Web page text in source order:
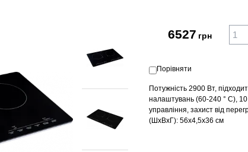
6527 грн
Порівняти
Потужність 2900 Вт,
налаштувань (60-240 ° C),
управління, захист від
(ШхВхГ): 56х4,5х36 см